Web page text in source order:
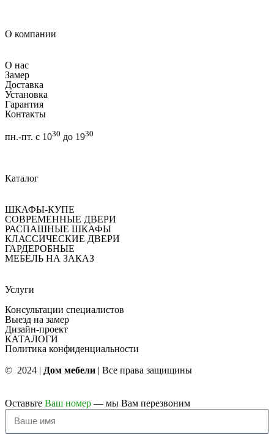
О компании
О нас
Замер
Доставка
Установка
Гарантия
Контакты
пн.-пт. с 1030 до 1930
Каталог
ШКАФЫ-КУПЕ
СОВРЕМЕННЫЕ ДВЕРИ
РАСПАШНЫЕ ШКАФЫ
КЛАССИЧЕСКИЕ ДВЕРИ
ГАРДЕРОБНЫЕ
МЕБЕЛЬ НА ЗАКАЗ
Услуги
Консультации специалистов
Выезд на замер
Дизайн-проект
КАТАЛОГИ
Политика конфиденциальности
© 2024 | Дом мебели | Все права защищины
Оставьте Ваш номер — мы Вам перезвоним